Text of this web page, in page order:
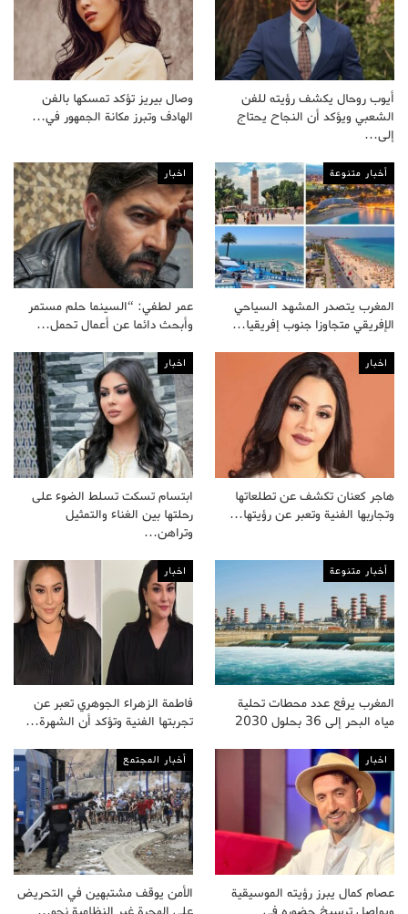
أيوب روحال يكشف رؤيته للفن
الشعبي ويؤكد أن النجاح يحتاج
إلى…
وصال بيريز تؤكد تمسكها بالفن
الهادف وتبرز مكانة الجمهور في…
أخبار متنوعة
المغرب يتصدر المشهد السياحي
الإفريقي متجاوزا جنوب إفريقيا…
اخبار
عمر لطفي: “السينما حلم مستمر
وأبحث دائما عن أعمال تحمل…
اخبار
هاجر كعنان تكشف عن تطلعاتها
وتجاربها الفنية وتعبر عن رؤيتها…
اخبار
ابتسام تسكت تسلط الضوء على
رحلتها بين الغناء والتمثيل
وتراهن…
أخبار متنوعة
المغرب يرفع عدد محطات تحلية
مياه البحر إلى 36 بحلول 2030
اخبار
فاطمة الزهراء الجوهري تعبر عن
تجربتها الفنية وتؤكد أن الشهرة…
اخبار
عصام كمال يبرز رؤيته الموسيقية
أخبار المجتمع
الأمن يوقف مشتبهين في التحريض